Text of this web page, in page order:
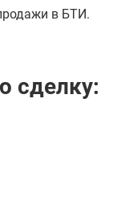
в БТИ.
сделку: